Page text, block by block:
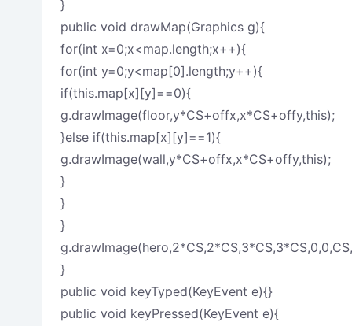
}
public void drawMap(Graphics g){
for(int x=0;x<map.length;x++){
for(int y=0;y<map[0].length;y++){
if(this.map[x][y]==0){
g.drawImage(floor,y*CS+offx,x*CS+offy,this);
}else if(this.map[x][y]==1){
g.drawImage(wall,y*CS+offx,x*CS+offy,this);
}
}
}
}
public void keyTyped(KeyEvent e){}
public void keyPressed(KeyEvent e){